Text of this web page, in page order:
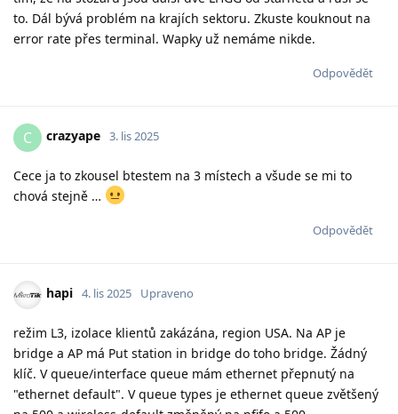
to. Dál bývá problém na krajích sektoru. Zkuste kouknout na
error rate přes terminal. Wapky už nemáme nikde.
Odpovědět
C crazyape 3. lis 2025
Cece ja to zkousel btestem na 3 místech a všude se mi to
chová stejně …
Odpovědět
hapi 4. lis 2025 Upraveno
režim L3, izolace klientů zakázána, region USA. Na AP je
bridge a AP má Put station in bridge do toho bridge. Žádný
klíč. V queue/interface queue mám ethernet přepnutý na
"ethernet default". V queue types je ethernet queue zvětšený